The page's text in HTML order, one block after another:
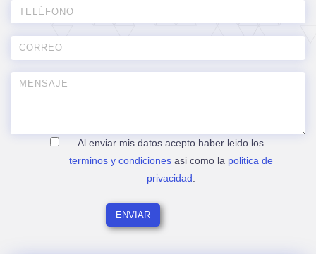
Al enviar mis datos acepto haber leido los
terminos y condicionesasi como la politica de
privacidad